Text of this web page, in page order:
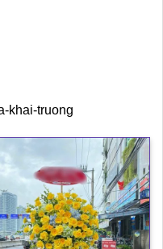
khai-truong